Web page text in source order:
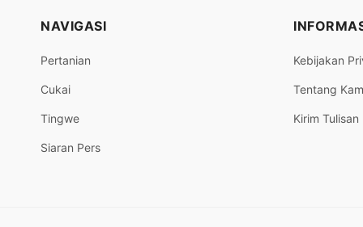
NAVIGASI
Pertanian
Cukai
Tingwe
Siaran Pers
Kebijakan
Tentang
Kirim Tulisan